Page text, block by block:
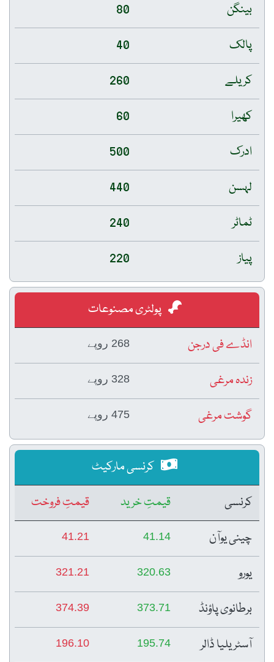
بینگن
80
پالک
40
کریلے
260
کھیرا
60
ادرک
500
لہسن
440
ٹماٹر
240
پیاز
220
پولٹری مصنوعات
انڈے فی درجن
268 روپے
زندہ مرغی 328 روپے
گوشت مرغی 475 روپے
کرنسی مارکیٹ
کرنسی
قیمتِ خرید
قیمتِ فروخت
چینی یوآن
41.14
41.21
یورو 320.63
321.21
برطانوی پاؤنڈ 373.71
374.39
آسٹریلیا ڈالر 195.74
196.10